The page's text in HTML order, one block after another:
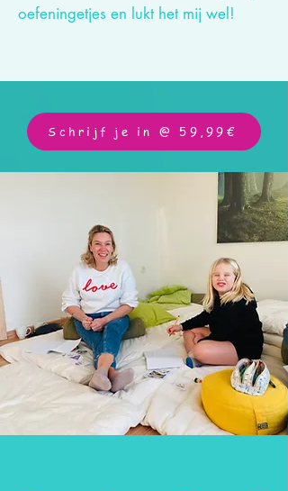
oefeningetjes en lukt het mij wel!
Schrijf je in @ 59,99€